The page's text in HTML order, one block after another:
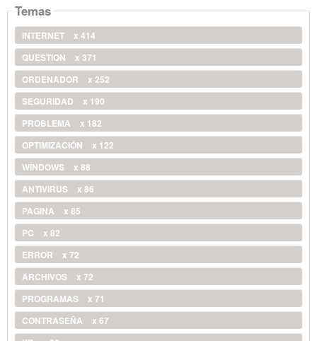
Temas
INTERNET
x 414
QUESTION
x 371
ORDENADOR
x 252
SEGURIDAD
x 190
PROBLEMA
x 182
OPTIMIZACIÓN
x 122
WINDOWS
x 88
ANTIVIRUS
x 86
PAGINA
x 85
PC
x 82
ERROR
x 72
ARCHIVOS
x 72
PROGRAMAS
x 71
CONTRASEÑA
x 67